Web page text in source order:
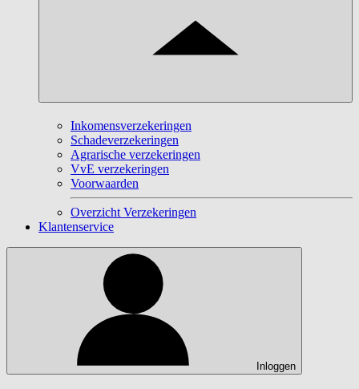
Inkomensverzekeringen
Schadeverzekeringen
Agrarische verzekeringen
VvE verzekeringen
Voorwaarden
Overzicht Verzekeringen
Klantenservice
Inloggen